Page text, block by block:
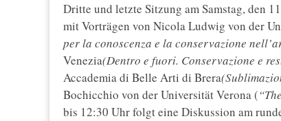
Dritte und letzte Sitzung am Samstag, den
mit Vorträgen von Nicola Ludwig von der
per la conoscenza e la conservazione
Venezia(Dentro e fuori. Conservazione e
Accademia di Belle Arti di Brera
Bochicchio von der Universität Verona (
bis 12:30 Uhr folgt eine Diskussion am